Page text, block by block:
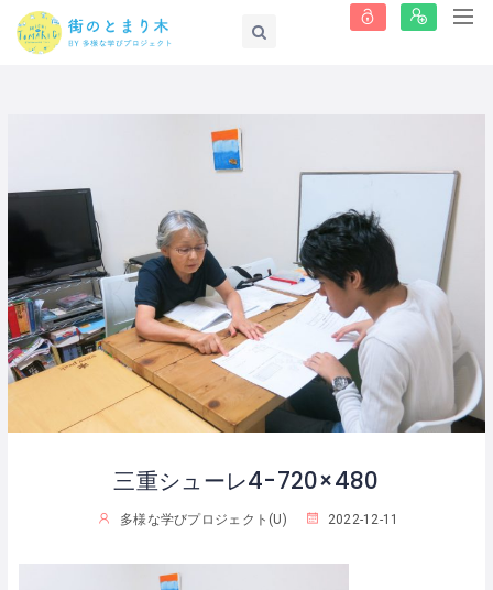
三重シューレ4-720×480
多様な学びプロジェクト(U) 2022-12-11